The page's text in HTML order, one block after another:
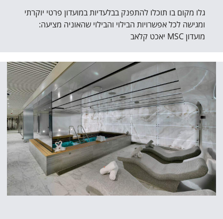
גלו מקום בו תוכלו להתפנק בבלעדיות במועדון פרטי יוקרתי
ומגישה לכל אפשרויות הבילוי והבילוי שהאוניה מציעה:
מועדון MSC יאכט קלאב